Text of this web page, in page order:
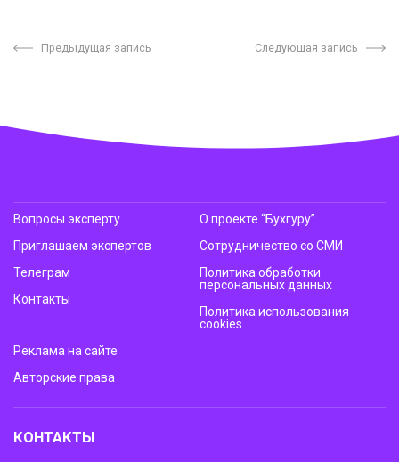
Предыдущая запись Следующая запись
Вопросы эксперту
Приглашаем экспертов
Телеграм
Контакты
О проекте “Бухгуру”
Сотрудничество со СМИ
Политика обработки
персональных данных
Политика использования
cookies
Реклама на сайте
Авторские права
КОНТАКТЫ